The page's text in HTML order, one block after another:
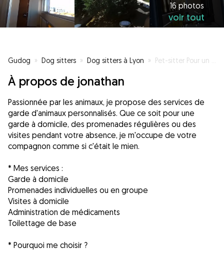
16 photos
voir tout
Gudog » Dog sitters » Dog sitters à Lyon » Pet-sitter Pour un week-end, voire plus ( visite , promenade , garde à domicile , Administration de médicaments , soin ..)
À propos de jonathan
Passionnée par les animaux, je propose des services de
garde d'animaux personnalisés. Que ce soit pour une
garde à domicile, des promenades régulières ou des
visites pendant votre absence, je m'occupe de votre
compagnon comme si c'était le mien.
* Mes services :
Garde à domicile
Promenades individuelles ou en groupe
Visites à domicile
Administration de médicaments
Toilettage de base
* Pourquoi me choisir ?